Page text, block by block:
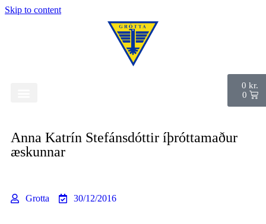
Skip to content
0kr.
0
Anna Katrín Stefánsdóttir íþróttamaður
æskunnar
Grotta 30/12/2016